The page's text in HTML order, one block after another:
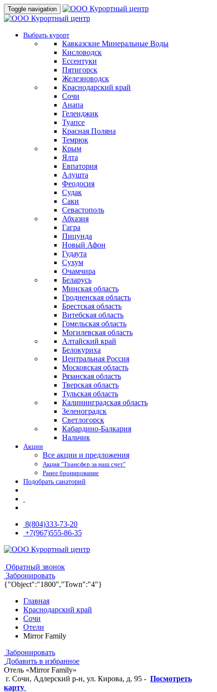
Toggle navigation
Выбрать курорт
Кавказские Минеральные Воды
Кисловодск
Ессентуки
Пятигорск
Железноводск
Краснодарский край
Сочи
Анапа
Геленджик
Туапсе
Красная Поляна
Темрюк
Крым
Ялта
Евпатория
Алушта
Феодосия
Судак
Саки
Севастополь
Абхазия
Гагра
Пицунда
Новый Афон
Гудаута
Сухум
Очамчира
Беларусь
Минская область
Гродненская область
Брестская область
Витебская область
Гомельская область
Могилевская область
Алтайский край
Белокуриха
Центральная Россия
Московская область
Рязанская область
Тверская область
Тульская область
Калининградская область
Зеленоградск
Светлогорск
Кабардино-Балкария
Нальчик
Акции
Все акции и предложения
Акция "Трансфер за наш счет"
Ранее бронирование
Подобрать санаторий
8(804)333-73-20
+7(967)555-86-35
Обратный звонок
Забронировать
{"Object":"1800","Town":"4"}
Главная
Краснодарский край
Сочи
Отели
Mirror Family
Забронировать
Добавить в избранное
Отель «Mirror Family»
г. Сочи, Адлерский р-н, ул. Кирова, д. 95 - Посмотреть
карту